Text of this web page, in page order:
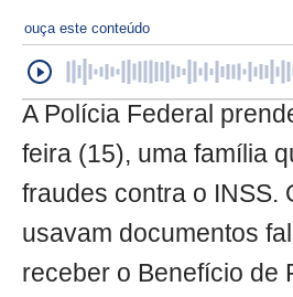
ouça este conteúdo
A Polícia Federal
feira (15), uma família
fraudes contra o INSS.
usavam documentos
receber o Benefício de